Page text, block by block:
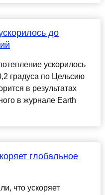
до
ускорилось
градуса по Цельсию
в результатах
в журнале Earth
глобальное
что ускоряет